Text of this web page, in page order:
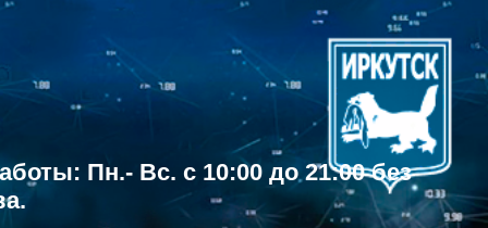
Пн.- Вс. с 10:00 до 21:00 без